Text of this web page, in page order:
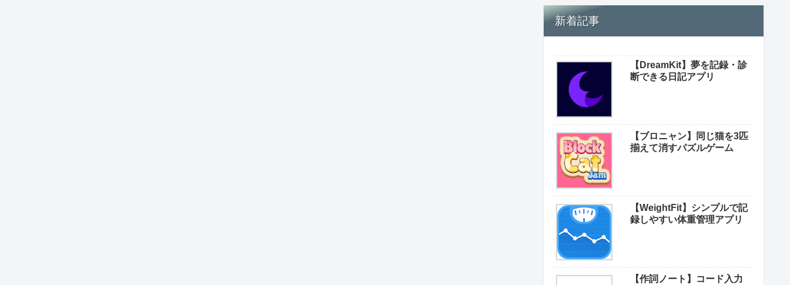
新着記事
【DreamKit】夢を記録・診
断できる日記アプリ
【ブロニャン】同じ猫を3匹
揃えて消すパズルゲーム
【WeightFit】シンプルで記
録しやすい体重管理アプリ
【作詞ノート】コード入力